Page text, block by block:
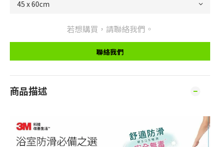
若想購買，請聯絡我們。
聯絡我們
商品描述